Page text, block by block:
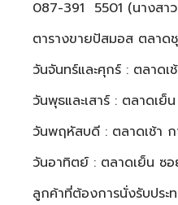
087-391 5501 (นางสา
ตารางขายปัสมอส ตลา
วันจันทร์และศุกร์ : ตลาดเ
วันพุธและเสาร์ : ตลาดเย็
วันพฤหัสบดี : ตลาดเช้า ก
วันอาทิตย์ : ตลาดเย็น ซ
ลูกค้าที่ต้องการนั่งรับประ